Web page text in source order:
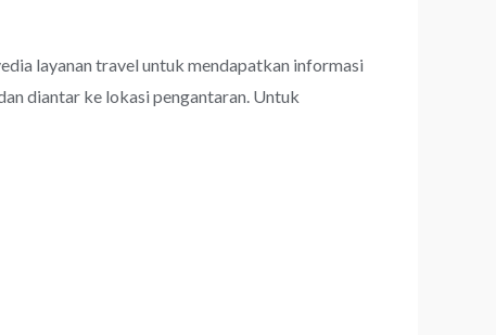
layanan travel untuk mendapatkan informasi
diantar ke lokasi pengantaran. Untuk